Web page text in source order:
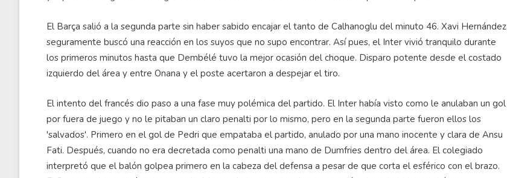
El Barça salió a la segunda parte sin haber sabido encajar el tanto de Calhanoglu del minuto 46. Xavi Hernández
seguramente buscó una reacción en los suyos que no supo encontrar. Así pues, el Inter vivió tranquilo durante
los primeros minutos hasta que Dembélé tuvo la mejor ocasión del choque. Disparo potente desde el costado
izquierdo del área y entre Onana y el poste acertaron a despejar el tiro.
El intento del francés dio paso a una fase muy polémica del partido. El Inter había visto como le anulaban un gol
por fuera de juego y no le pitaban un claro penalti por lo mismo, pero en la segunda parte fueron ellos los
'salvados'. Primero en el gol de Pedri que empataba el partido, anulado por una mano inocente y clara de Ansu
Fati. Después, cuando no era decretada como penalti una mano de Dumfries dentro del área. El colegiado
interpretó que el balón golpea primero en la cabeza del defensa a pesar de que corta el esférico con el brazo.